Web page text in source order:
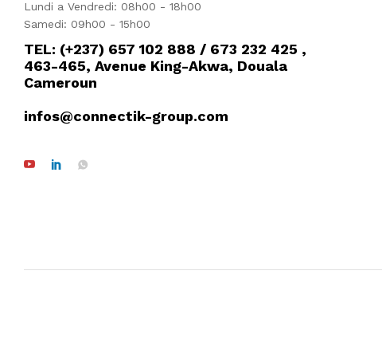
Lundi a Vendredi: 08h00 - 18h00
Samedi: 09h00 - 15h00
TEL: (+237) 657 102 888 / 673 232 425 ,
463-465, Avenue King-Akwa, Douala
Cameroun
infos@connectik-group.com